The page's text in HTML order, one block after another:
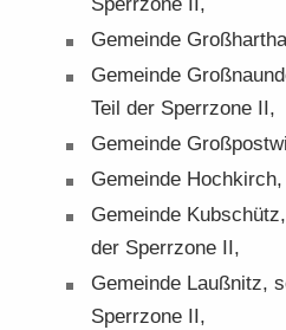
Ge­mein­de
Ge­mein­de
Teil der Sperr­zo­ne II,
Ge­mein­de
Ge­mein­de Hoch­kirch,
Ge­mein­de
der Sperr­zo­ne II,
Ge­mein­de Lauß­nitz,
Sperr­zo­ne II,